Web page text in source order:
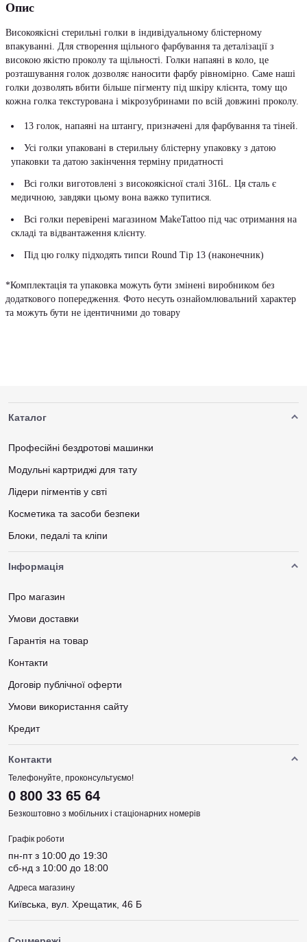
Опис
Високоякісні стерильні голки в індивідуальному блістерному
впакуванні. Для створення щільного фарбування та деталізації з
високою якістю проколу та щільності. Голки напаяні в коло, це
розташування голок дозволяє наносити фарбу рівномірно. Саме наші
голки дозволять вбити більше пігменту під шкіру клієнта, тому що
кожна голка текстурована і мікрозубринами по всій довжині проколу.
13 голок, напаяні на штангу, призначені для фарбування та тіней.
Усі голки упаковані в стерильну блістерну упаковку з датою
упаковки та датою закінчення терміну придатності
Всі голки виготовлені з високоякісної сталі 316L. Ця сталь є
медичною, завдяки цьому вона важко тупитися.
Всі голки перевірені магазином MakeTattoo під час отримання на
складі та відвантаження клієнту.
Під цю голку підходять типси Round Tip 13 (наконечник)
*Комплектація та упаковка можуть бути змінені виробником без
додаткового попередження. Фото несуть ознайомлювальний характер
та можуть бути не ідентичними до товару
Каталог
Професійні бездротові машинки
Модульні картриджі для тату
Лідери пігментів у свті
Косметика та засоби безпеки
Блоки, педалі та кліпи
Інформація
Про магазин
Умови доставки
Гарантія на товар
Контакти
Договір публічної оферти
Умови використання сайту
Кредит
Контакти
Телефонуйте, проконсультуємо!
0 800 33 65 64
Безкоштовно з мобільних і стаціонарних номерів
Графік роботи
пн-пт з 10:00 до 19:30
сб-нд з 10:00 до 18:00
Адреса магазину
Київська, вул. Хрещатик, 46 Б